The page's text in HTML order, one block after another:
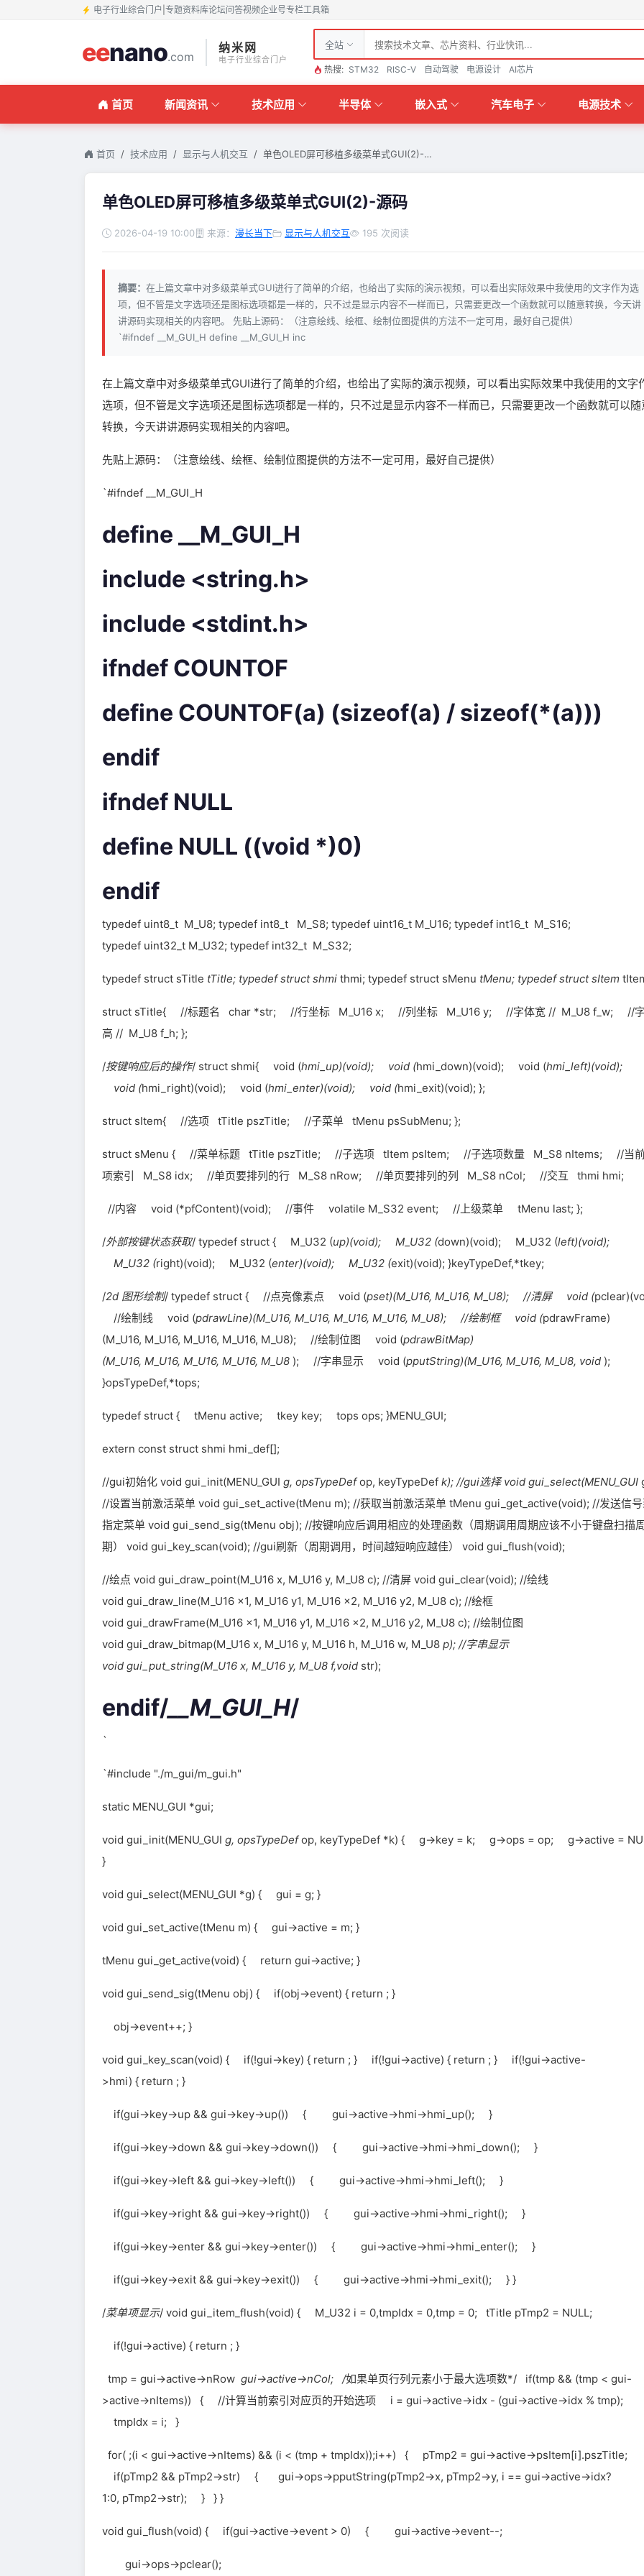
电子行业综合门户 专题资料库论坛问答视频企业号专栏工具箱
eenano.com
纳米网
电子行业综合门户
全站
热搜: STM32 RISC-V 自动驾驶 电源设计 AI芯片
首页 新闻资讯 技术应用 半导体 嵌入式 汽车电子 电源技术
首页 技术应用 显示与人机交互 单色OLED屏可移植多级菜单式GUI(2)-…
单色OLED屏可移植多级菜单式GUI(2)-源码
2026-04-19 10:00 来源： 漫长当下 显示与人机交互 195 次阅读
摘要： 在上篇文章中对多级菜单式GUI进行了简单的介绍，也给出了实际的演示视频，可以看出实际效果中我使用的文字作为选
项，但不管是文字选项还是图标选项都是一样的，只不过是显示内容不一样而已，只需要更改一个函数就可以随意转换，今天讲
讲源码实现相关的内容吧。 先贴上源码：（注意绘线、绘框、绘制位图提供的方法不一定可用，最好自己提供）
`#ifndef __M_GUI_H define __M_GUI_H inc
在上篇文章中对多级菜单式GUI进行了简单的介绍，也给出了实际的演示视频，可以看出实际效果中我使用的文字
选项，但不管是文字选项还是图标选项都是一样的，只不过是显示内容不一样而已，只需要更改一个函数就可以随
转换，今天讲讲源码实现相关的内容吧。
先贴上源码：（注意绘线、绘框、绘制位图提供的方法不一定可用，最好自己提供）
`#ifndef __M_GUI_H
define __M_GUI_H
include <string.h>
include <stdint.h>
ifndef COUNTOF
define COUNTOF(a) (sizeof(a) / sizeof(*(a)))
endif
ifndef NULL
define NULL ((void *)0)
endif
typedef uint8_t M_U8; typedef int8_t M_S8; typedef uint16_t M_U16; typedef int16_t M_S16;
typedef uint32_t M_U32; typedef int32_t M_S32;
typedef struct sTitle tTitle; typedef struct shmi thmi; typedef struct sMenu tMenu; typedef struct sItem
struct sTitle{ //标题名 char *str; //行坐标 M_U16 x; //列坐标 M_U16 y; //字体宽 // M_U8 f_w; //
高 // M_U8 f_h; };
/按键响应后的操作/ struct shmi{ void (hmi_up)(void); void (hmi_down)(void); void (hmi_left)(void);
void (hmi_right)(void); void (hmi_enter)(void); void (hmi_exit)(void); };
struct sItem{ //选项 tTitle pszTitle; //子菜单 tMenu psSubMenu; };
struct sMenu { //菜单标题 tTitle pszTitle; //子选项 tItem psItem; //子选项数量 M_S8 nItems; //当
项索引 M_S8 idx; //单页要排列的行 M_S8 nRow; //单页要排列的列 M_S8 nCol; //交互 thmi hmi;
//内容 void (*pfContent)(void); //事件 volatile M_S32 event; //上级菜单 tMenu last; };
/外部按键状态获取/ typedef struct { M_U32 (up)(void); M_U32 (down)(void); M_U32 (left)(void);
M_U32 (right)(void); M_U32 (enter)(void); M_U32 (exit)(void); }keyTypeDef,*tkey;
/2d 图形绘制/ typedef struct { //点亮像素点 void (pset)(M_U16, M_U16, M_U8); //清屏 void (
//绘制线 void (pdrawLine)(M_U16, M_U16, M_U16, M_U16, M_U8); //绘制框 void (pdrawFrame)
(M_U16, M_U16, M_U16, M_U16, M_U8); //绘制位图 void (pdrawBitMap)
(M_U16, M_U16, M_U16, M_U16, M_U8 ); //字串显示 void (pputString)(M_U16, M_U16, M_U8, void );
}opsTypeDef,*tops;
typedef struct { tMenu active; tkey key; tops ops; }MENU_GUI;
extern const struct shmi hmi_def[];
//gui初始化 void gui_init(MENU_GUI g, opsTypeDefop, keyTypeDef k); //gui选择 void gui_select(MENU_GUI
//设置当前激活菜单 void gui_set_active(tMenu m); //获取当前激活菜单 tMenu gui_get_active(void); //发送信
指定菜单 void gui_send_sig(tMenu obj); //按键响应后调用相应的处理函数（周期调用周期应该不小于键盘扫描
期） void gui_key_scan(void); //gui刷新（周期调用，时间越短响应越佳） void gui_flush(void);
//绘点 void gui_draw_point(M_U16 x, M_U16 y, M_U8 c); //清屏 void gui_clear(void); //绘线
void gui_draw_line(M_U16 x1, M_U16 y1, M_U16 x2, M_U16 y2, M_U8 c); //绘框
void gui_drawFrame(M_U16 x1, M_U16 y1, M_U16 x2, M_U16 y2, M_U8 c); //绘制位图
void gui_draw_bitmap(M_U16 x, M_U16 y, M_U16 h, M_U16 w, M_U8 p); //字串显示
void gui_put_string(M_U16 x, M_U16 y, M_U8 f,void str);
endif/ __M_GUI_H/
`
`#include "./m_gui/m_gui.h"
static MENU_GUI *gui;
void gui_init(MENU_GUI g, opsTypeDefop, keyTypeDef *k) { g->key = k; g->ops = op; g->active =
}
void gui_select(MENU_GUI *g) { gui = g; }
void gui_set_active(tMenu m) { gui->active = m; }
tMenu gui_get_active(void) { return gui->active; }
void gui_send_sig(tMenu obj) { if(obj->event) { return ; }
obj->event++; }
void gui_key_scan(void) { if(!gui->key) { return ; } if(!gui->active) { return ; } if(!gui->active-
>hmi) { return ; }
if(gui->key->up && gui->key->up()) { gui->active->hmi->hmi_up(); }
if(gui->key->down && gui->key->down()) { gui->active->hmi->hmi_down(); }
if(gui->key->left && gui->key->left()) { gui->active->hmi->hmi_left(); }
if(gui->key->right && gui->key->right()) { gui->active->hmi->hmi_right(); }
if(gui->key->enter && gui->key->enter()) { gui->active->hmi->hmi_enter(); }
if(gui->key->exit && gui->key->exit()) { gui->active->hmi->hmi_exit(); } }
/菜单项显示/ void gui_item_flush(void) { M_U32 i = 0,tmpIdx = 0,tmp = 0; tTitle pTmp2 = NULL;
if(!gui->active) { return ; }
tmp = gui->active->nRow gui->active->nCol; /如果单页行列元素小于最大选项数*/ if(tmp && (tmp < gui-
>active->nItems)) { //计算当前索引对应页的开始选项 i = gui->active->idx - (gui->active->idx % tmp);
tmpIdx = i; }
for( ;(i < gui->active->nItems) && (i < (tmp + tmpIdx));i++) { pTmp2 = gui->active->psItem[i].pszTitle;
if(pTmp2 && pTmp2->str) { gui->ops->pputString(pTmp2->x, pTmp2->y, i == gui->active->idx?
1:0, pTmp2->str); } } }
void gui_flush(void) { if(gui->active->event > 0) { gui->active->event--;
gui->ops->pclear();